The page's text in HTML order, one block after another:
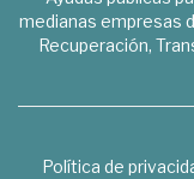
medianas empresas
Recuperación,
Política de